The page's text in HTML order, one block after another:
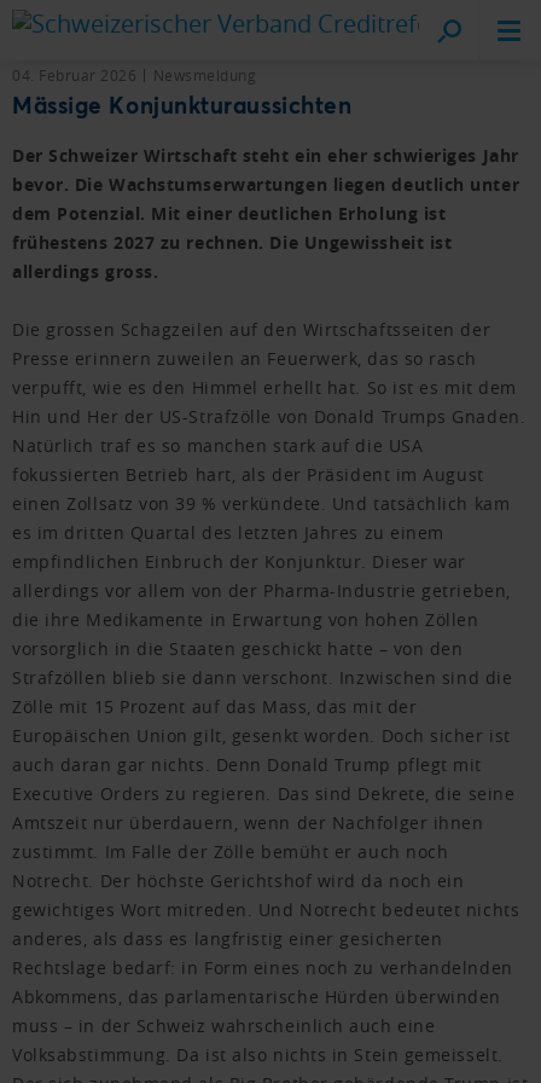
04. Februar 2026 Newsmeldung
Mässige Konjunkturaussichten
Der Schweizer Wirtschaft steht ein eher schwieriges Jahr
bevor. Die Wachstumserwartungen liegen deutlich unter
dem Potenzial. Mit einer deutlichen Erholung ist
frühestens 2027 zu rechnen. Die Ungewissheit ist
allerdings gross.
Die grossen Schagzeilen auf den Wirtschaftsseiten der
Presse erinnern zuweilen an Feuerwerk, das so rasch
verpufft, wie es den Himmel erhellt hat. So ist es mit dem
Hin und Her der US-Strafzölle von Donald Trumps Gnaden.
Natürlich traf es so manchen stark auf die USA
fokussierten Betrieb hart, als der Präsident im August
einen Zollsatz von 39 % verkündete. Und tatsächlich kam
es im dritten Quartal des letzten Jahres zu einem
empfindlichen Einbruch der Konjunktur. Dieser war
allerdings vor allem von der Pharma-Industrie getrieben,
die ihre Medikamente in Erwartung von hohen Zöllen
vorsorglich in die Staaten geschickt hatte – von den
Strafzöllen blieb sie dann verschont. Inzwischen sind die
Zölle mit 15 Prozent auf das Mass, das mit der
Europäischen Union gilt, gesenkt worden. Doch sicher ist
auch daran gar nichts. Denn Donald Trump pflegt mit
Executive Orders zu regieren. Das sind Dekrete, die seine
Amtszeit nur überdauern, wenn der Nachfolger ihnen
zustimmt. Im Falle der Zölle bemüht er auch noch
Notrecht. Der höchste Gerichtshof wird da noch ein
gewichtiges Wort mitreden. Und Notrecht bedeutet nichts
anderes, als dass es langfristig einer gesicherten
Rechtslage bedarf: in Form eines noch zu verhandelnden
Abkommens, das parlamentarische Hürden überwinden
muss – in der Schweiz wahrscheinlich auch eine
Volksabstimmung. Da ist also nichts in Stein gemeisselt.